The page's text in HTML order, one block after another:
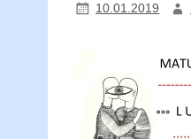
10.01.2019